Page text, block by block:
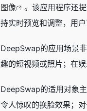
图像
。该应用程序还
持实时预览和调整，用
DeepSwap的应用场景
趣的短视频或照片；在
DeepSwap的适用对象
令人惊叹的换脸效果；